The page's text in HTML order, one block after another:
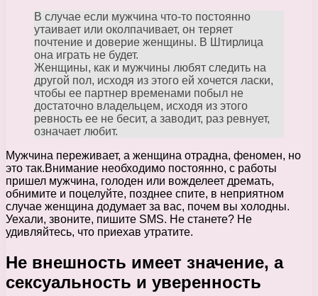
В случае если мужчина что-то постоянно
утаивает или околпачивает, он теряет
почтение и доверие женщины. В Штирлица
она играть не будет.
Женщины, как и мужчины любят следить на
другой пол, исходя из этого ей хочется ласки,
чтобы ее партнер временами побыл не
достаточно владельцем, исходя из этого
ревность ее не бесит, а заводит, раз ревнует,
означает любит.
Мужчина переживает, а женщина отрадна, феномен, но
это так.Внимание необходимо постоянно, с работы
пришел мужчина, голоден или вожделеет дремать,
обнимите и поцелуйте, позднее спите, в неприятном
случае женщина додумает за вас, почем вы холодны.
Уехали, звоните, пишите SMS. Не станете? Не
удивляйтесь, что приехав утратите.
Не внешность имеет значение, а
сексуальность и уверенность